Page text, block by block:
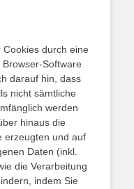
durch eine
Software
darauf hin, dass
nicht sämtliche
werden
hinaus die
erzeugten und auf
Daten (inkl.
die Verarbeitung
indem Sie